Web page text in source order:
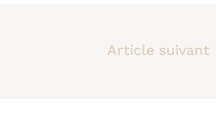
Article suivant